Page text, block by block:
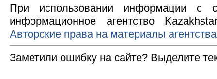
При использовании информации с
информационное агентство
Авторские права на материалы
Заметили ошибку на сайте? Выделите